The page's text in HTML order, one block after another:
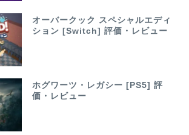
オーバークック スペシャルエディ
ション [Switch] 評価・レビュー
ホグワーツ・レガシー [PS5] 評
価・レビュー